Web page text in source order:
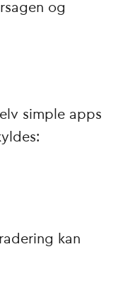
og
simple apps
kan